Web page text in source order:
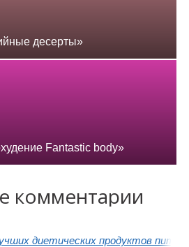
десерты»
Fantastic body»
комментарии
диетических продуктов